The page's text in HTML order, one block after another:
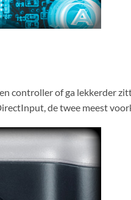
controller of ga lekkerder
de twee meest